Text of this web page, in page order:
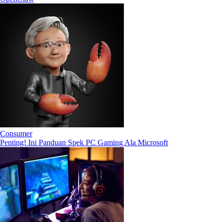
Consumer
Penting! Ini Panduan Spek PC Gaming Ala Microsoft